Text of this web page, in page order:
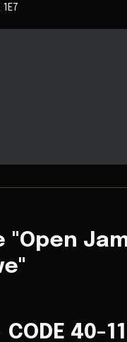
1E7
"Open
CODE 40-